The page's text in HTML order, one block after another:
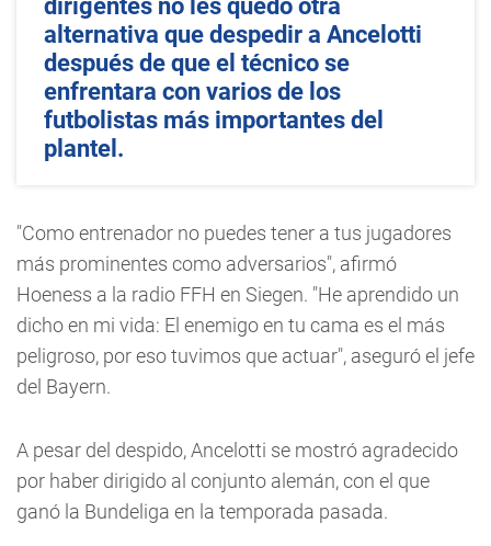
dirigentes no les quedó otra
alternativa que despedir a Ancelotti
después de que el técnico se
enfrentara con varios de los
futbolistas más importantes del
plantel.
"Como entrenador no puedes tener a tus jugadores
más prominentes como adversarios", afirmó
Hoeness a la radio FFH en Siegen. "He aprendido un
dicho en mi vida: El enemigo en tu cama es el más
peligroso, por eso tuvimos que actuar", aseguró el jefe
del Bayern.
A pesar del despido, Ancelotti se mostró agradecido
por haber dirigido al conjunto alemán, con el que
ganó la Bundeliga en la temporada pasada.